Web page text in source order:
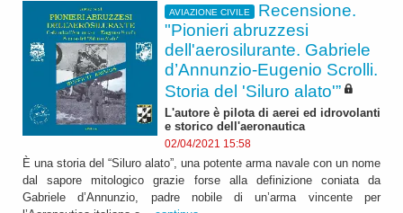
AVIAZIONE CIVILE
Recensione.
"Pionieri abruzzesi
dell'aerosilurante. Gabriele
d’Annunzio-Eugenio Scrolli.
Storia del 'Siluro alato'”
L'autore è pilota di aerei ed idrovolanti
e storico dell'aeronautica
02/04/2021 15:58
È una storia del “Siluro alato”, una potente arma navale con un nome
dal sapore mitologico grazie forse alla definizione coniata da
Gabriele d’Annunzio, padre nobile di un’arma vincente per